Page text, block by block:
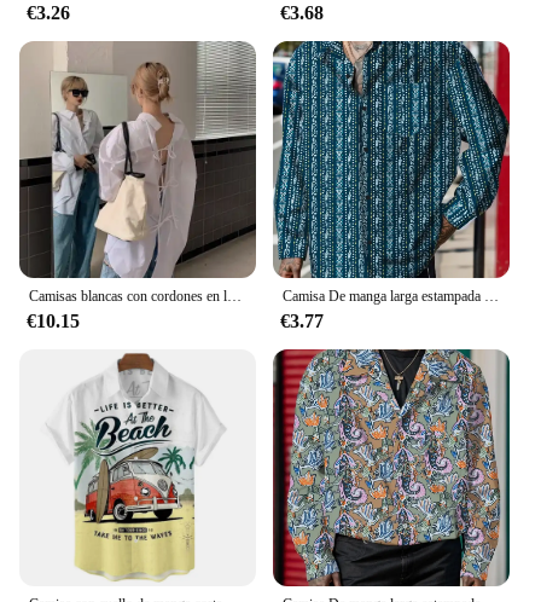
€3.26 €3.68
Camisas blancas con cordones en la espalda para Mujer, blusa holgada De dos prendas, Blusas salvajes a la Moda, Top informal Simple 2024
€10.15
Camisa De manga larga estampada para Hombre, ropa informal, Primavera, Y2k
€3.77